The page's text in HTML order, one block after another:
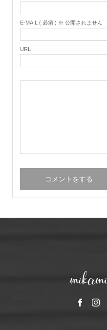
E-MAIL ( 必須 ) ※ 公開されません
URL